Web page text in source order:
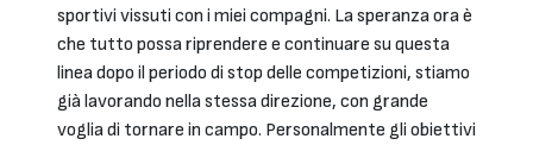
sportivi vissuti con i miei compagni. La speranza ora è
che tutto possa riprendere e continuare su questa
linea dopo il periodo di stop delle competizioni, stiamo
già lavorando nella stessa direzione, con grande
voglia di tornare in campo. Personalmente gli obiettivi